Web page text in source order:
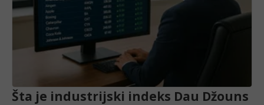
Šta je industrijski indeks Dau Džouns